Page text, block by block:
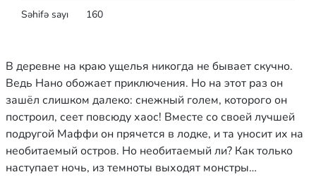
Səhifə sayı 160
В деревне на краю ущелья никогда не бывает скучно.
Ведь Нано обожает приключения. Но на этот раз он
зашёл слишком далеко: снежный голем, которого он
построил, сеет повсюду хаос! Вместе со своей лучшей
подругой Маффи он прячется в лодке, и та уносит их на
необитаемый остров. Но необитаемый ли? Как только
наступает ночь, из темноты выходят монстры…